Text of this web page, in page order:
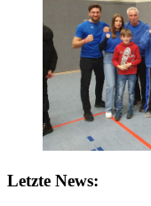
Letzte News: